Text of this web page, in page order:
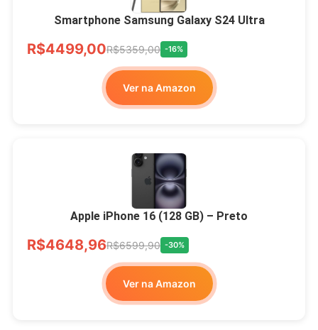
Smartphone Samsung Galaxy S24 Ultra
R$4499,00R$5359,00 -16%
Ver na Amazon
Apple iPhone 16 (128 GB) – Preto
R$4648,96R$6599,90 -30%
Ver na Amazon